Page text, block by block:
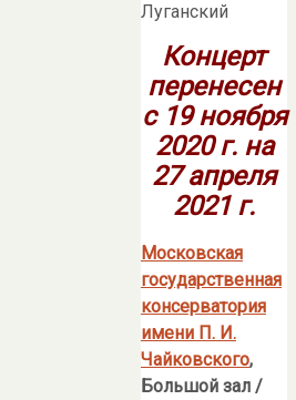
Концерт
перенесен
с 19 ноября
2020 г. на
27 апреля
2021 г.
Московская
государственная
консерватория
имени П. И.
Чайковского,
Большой зал /